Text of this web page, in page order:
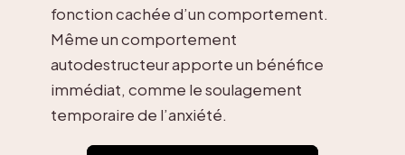
fonction cachée d’un comportement.
Même un comportement
autodestructeur apporte un bénéfice
immédiat, comme le soulagement
temporaire de l’anxiété.